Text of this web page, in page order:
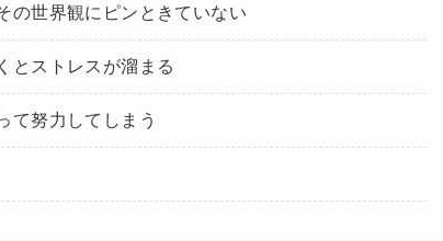
の世界観にピンときていない
とストレスが溜まる
て努力してしまう